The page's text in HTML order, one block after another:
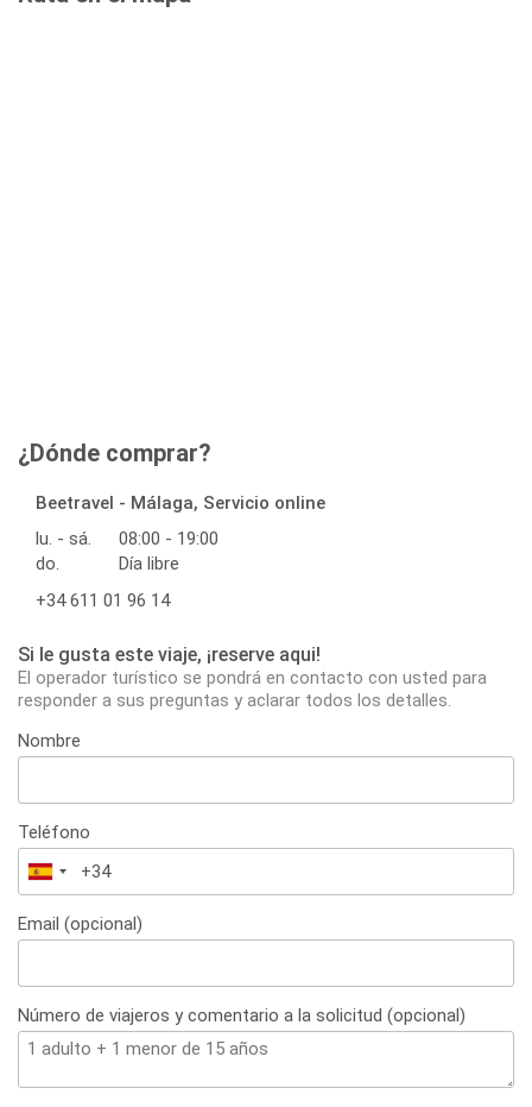
¿Dónde comprar?
Beetravel - Málaga, Servicio online
lu. - sá.
08:00 - 19:00
do.
Día libre
+34 611 01 96 14
Si le gusta este viaje, ¡reserve aqui!
El operador turístico se pondrá en contacto con usted para
responder a sus preguntas y aclarar todos los detalles.
Nombre
Teléfono
España
+34
Email (opcional)
Número de viajeros y comentario a la solicitud (opcional)